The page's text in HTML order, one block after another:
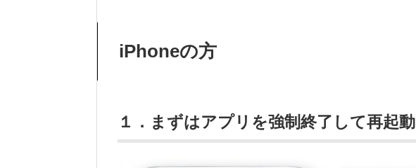
iPhoneの方
１．まずはアプリを強制終了して再起動